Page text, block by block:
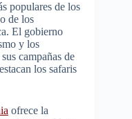
populares de los
de los
El gobierno
y los
campañas de
los safaris
ofrece la